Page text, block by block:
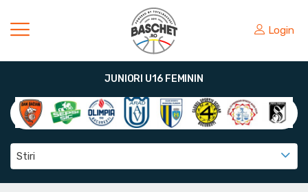
Login
JUNIORI U16 FEMININ
Stiri